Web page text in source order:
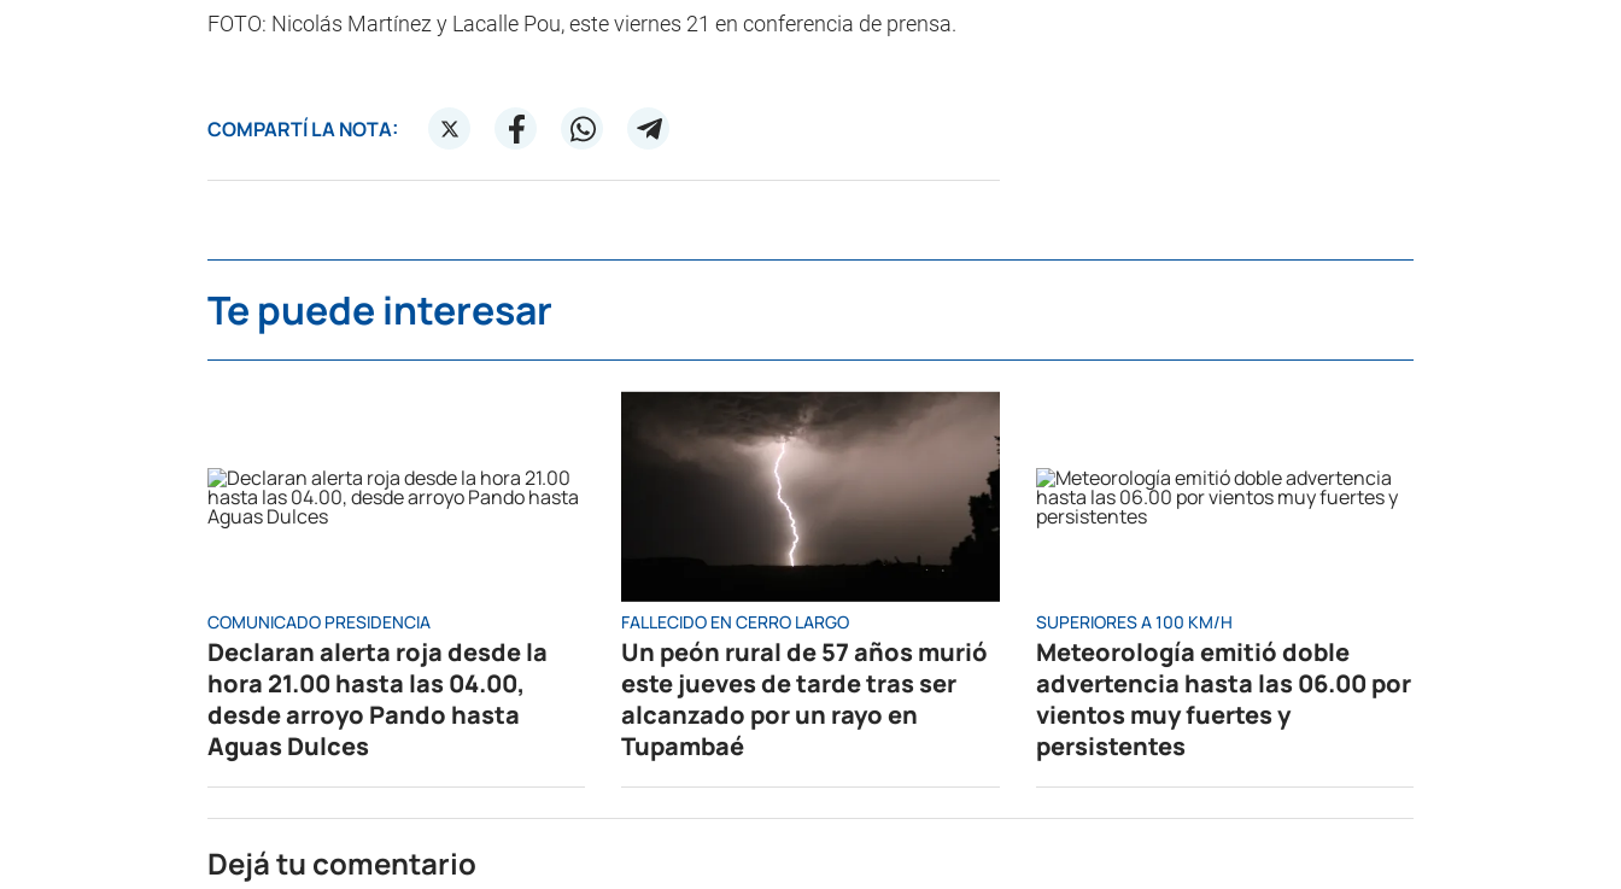
FOTO: Nicolás Martínez y Lacalle Pou, este viernes 21 en conferencia de prensa.
COMPARTÍ LA NOTA:
Te puede interesar
COMUNICADO PRESIDENCIA
Declaran alerta roja desde la
hora 21.00 hasta las 04.00,
desde arroyo Pando hasta
Aguas Dulces
FALLECIDO EN CERRO LARGO
Un peón rural de 57 años murió
este jueves de tarde tras ser
alcanzado por un rayo en
Tupambaé
SUPERIORES A 100 KM/H
Meteorología emitió doble
advertencia hasta las 06.00 por
vientos muy fuertes y
persistentes
Dejá tu comentario